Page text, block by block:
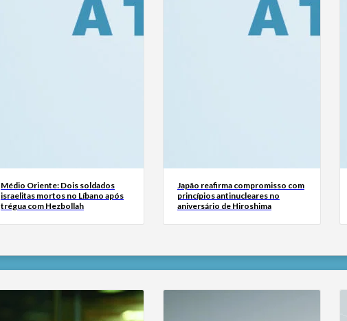
Médio Oriente: Dois soldados
israelitas mortos no Líbano após
trégua com Hezbollah
Japão reafirma compromisso com
princípios antinucleares no
aniversário de Hiroshima